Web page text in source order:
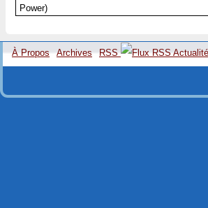
Power)
À Propos Archives RSS